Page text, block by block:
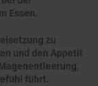
Essen.
zu
und den Appetit
führt.